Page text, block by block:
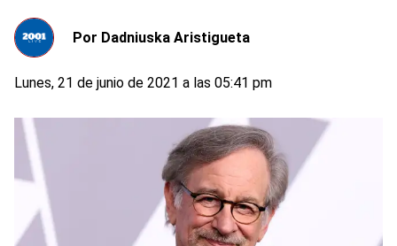
Por Dadniuska Aristigueta
Lunes, 21 de junio de 2021 a las 05:41 pm